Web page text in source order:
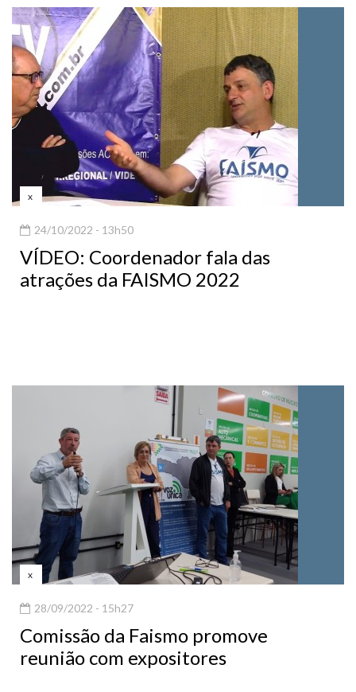
x
24/10/2022 - 13h50
VÍDEO: Coordenador fala das
atrações da FAISMO 2022
x
28/09/2022 - 15h27
Comissão da Faismo promove
reunião com expositores